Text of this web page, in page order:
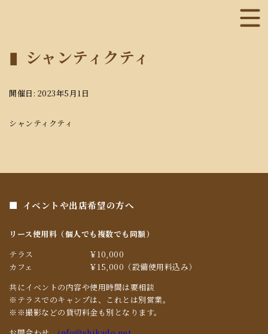
シャンティクティ
開催日: 2023年5月1日
シャンティクティ
イベントや出店希望の方へ
リース使用料（個人でも複数でも同額）
テラス
￥10,000
カフェ
￥15,000（設備使用料込み）
共にイベントの内容や使用時間は要相談
※テラスでのキャンプは、これとは別営業。
※※撮影などの貸切料金も別となります。